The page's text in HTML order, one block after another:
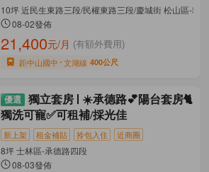
10坪 近民生東路三段/民權東路三段/慶城街 松山區-敦
08-02發佈
21,400元/月 (有額外費用)
距中山國中 文湖線 400公尺
獨立套房
☀️承德路💕陽台套房🐈
獨洗可寵✅可租補/採光佳
新上架 租金補貼 拎包入住 近商圈
8坪 士林區-承德路四段
08-03發佈